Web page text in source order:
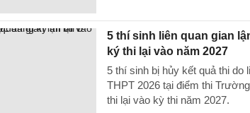
5 thí sinh liên quan gian
ký thi lại vào năm 2027
5 thí sinh bị hủy kết quả thi do
THPT 2026 tại điểm thi
thi lại vào kỳ thi năm 2027.